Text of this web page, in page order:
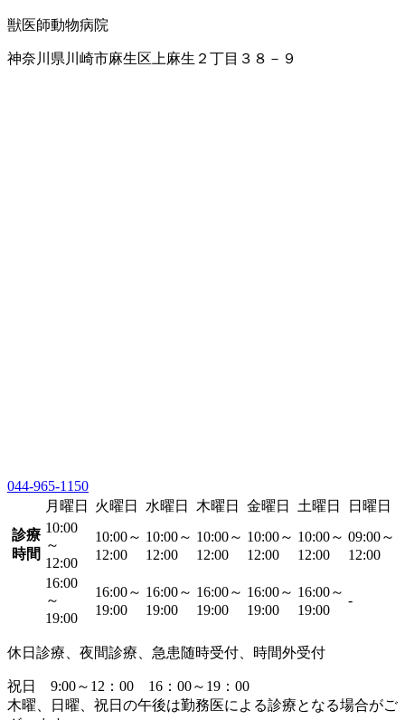
獣医師動物病院
神奈川県川崎市麻生区上麻生２丁目３８－９
044-965-1150
月曜日
火曜日 水曜日 木曜日 金曜日 土曜日
日曜日
診療
時間
10:00
～
12:00
10:00～
12:00
10:00～
12:00
10:00～
12:00
10:00～
12:00
10:00～
12:00
09:00～
12:00
16:00
～
19:00
16:00～
19:00
16:00～
19:00
16:00～
19:00
16:00～
19:00
16:00～
19:00
-
休日診療、夜間診療、急患随時受付、時間外受付
祝日 9:00～12：00 16：00～19：00
木曜、日曜、祝日の午後は勤務医による診療となる場合がご